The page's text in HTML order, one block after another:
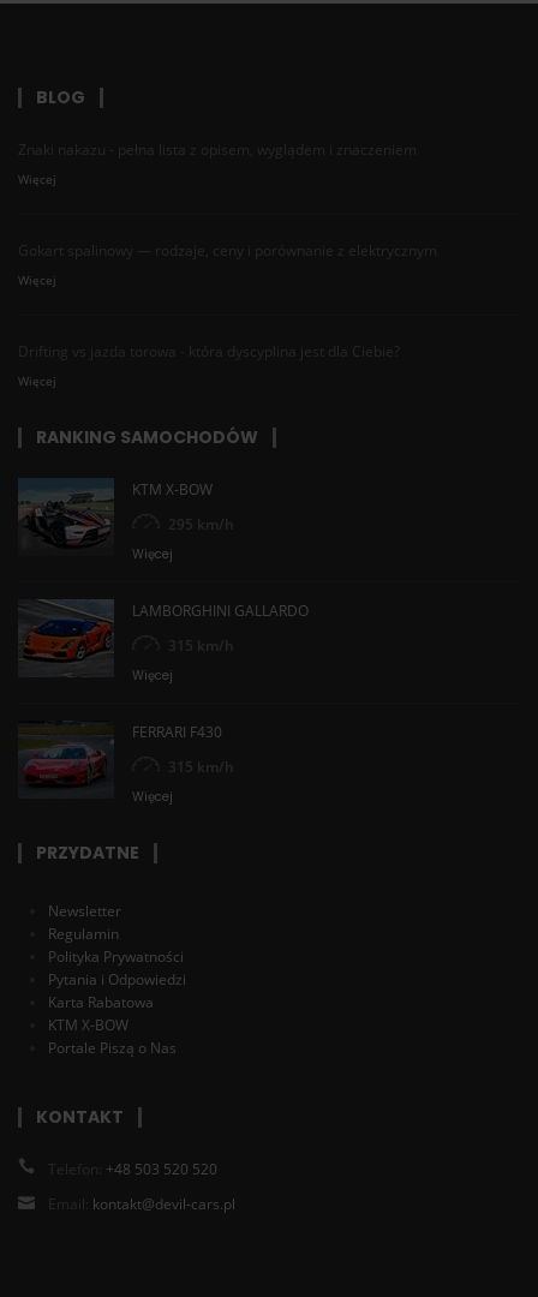
BLOG
Znaki nakazu - pełna lista z opisem, wyglądem i znaczeniem
Więcej
Gokart spalinowy — rodzaje, ceny i porównanie z elektrycznym
Więcej
Drifting vs jazda torowa - która dyscyplina jest dla Ciebie?
Więcej
RANKING SAMOCHODÓW
KTM X-BOW
295 km/h
Więcej
LAMBORGHINI GALLARDO
315 km/h
Więcej
FERRARI F430
315 km/h
Więcej
PRZYDATNE
Newsletter
Regulamin
Polityka Prywatności
Pytania i Odpowiedzi
Karta Rabatowa
KTM X-BOW
Portale Piszą o Nas
KONTAKT
Telefon: +48 503 520 520
Email: kontakt@devil-cars.pl